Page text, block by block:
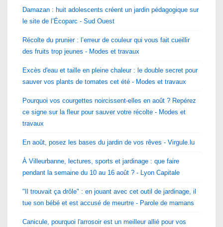
Damazan : huit adolescents créent un jardin pédagogique sur
le site de l’Écoparc - Sud Ouest
Récolte du prunier : l’erreur de couleur qui vous fait cueillir
des fruits trop jeunes - Modes et travaux
Excès d'eau et taille en pleine chaleur : le double secret pour
sauver vos plants de tomates cet été - Modes et travaux
Pourquoi vos courgettes noircissent-elles en août ? Repérez
ce signe sur la fleur pour sauver votre récolte - Modes et
travaux
En août, posez les bases du jardin de vos rêves - Virgule.lu
À Villeurbanne, lectures, sports et jardinage : que faire
pendant la semaine du 10 au 16 août ? - Lyon Capitale
"Il trouvait ça drôle" : en jouant avec cet outil de jardinage, il
tue son bébé et est accusé de meurtre - Parole de mamans
Canicule, pourquoi l'arrosoir est un meilleur allié pour vos